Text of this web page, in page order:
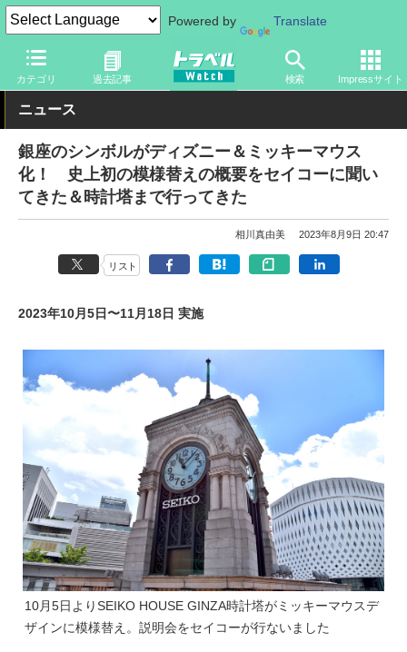
Powered by Translate
カテゴリ 過去記事 検索 Impressサイト
トラベル Watch 旅の情報 観光地 ディズニーリゾート
ニュース
銀座のシンボルがディズニー＆ミッキーマウス
化！ 史上初の模様替えの概要をセイコーに聞い
てきた＆時計塔まで行ってきた
相川真由美 2023年8月9日 20:47
リスト
2023年10月5日〜11月18日 実施
10月5日よりSEIKO HOUSE GINZA時計塔がミッキーマウスデ
ザインに模様替え。説明会をセイコーが行ないました